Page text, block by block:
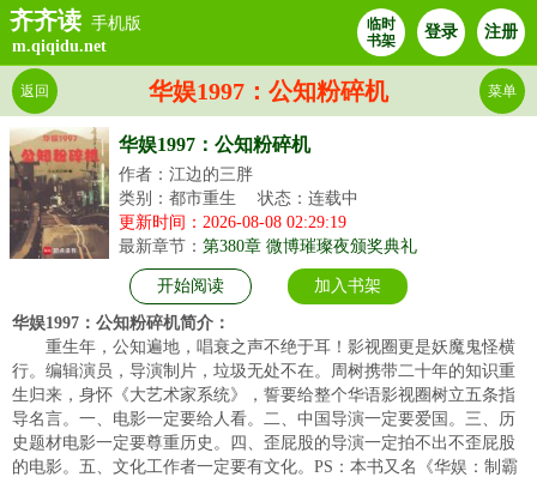
齐齐读 手机版
m.qiqidu.net
临时
书架
登录 注册
华娱1997：公知粉碎机
返回 菜单
华娱1997：公知粉碎机
作者：江边的三胖
类别：都市重生
状态：连载中
更新时间：2026-08-08 02:29:19
最新章节： 第380章 微博璀璨夜颁奖典礼
开始阅读 加入书架
华娱1997：公知粉碎机简介：
重生年，公知遍地，唱衰之声不绝于耳！影视圈更是妖魔鬼怪横
行。编辑演员，导演制片，垃圾无处不在。周树携带二十年的知识重
生归来，身怀《大艺术家系统》，誓要给整个华语影视圈树立五条指
导名言。一、电影一定要给人看。二、中国导演一定要爱国。三、历
史题材电影一定要尊重历史。四、歪屁股的导演一定拍不出不歪屁股
的电影。五、文化工作者一定要有文化。PS：本书又名《华娱：制霸